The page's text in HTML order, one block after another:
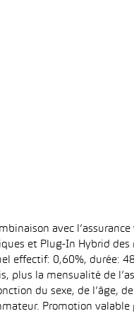
avec
et Plug-In Hybrid
effectif: 0,60%, durée:
plus la mensualité de
du sexe, de l’âge, de
Promotion valable